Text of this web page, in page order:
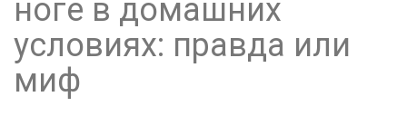
ноге в домашних
условиях: правда или
миф